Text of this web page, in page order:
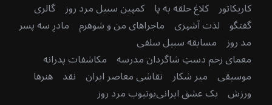
کاریکاتور کلاغ حلقه به پا کمپین سبیل مرد روز گالری
گفتگو لذت آشپزی ماجراهای من و شوهرم مادرِ سه پسر
مد روز مسابقه سبیل سلفی
معمای زخم دستِ شاگردان مدرسه مکاشفات پدرانه
موسیقی میر شکار نقاشی معاصر ایران نقد هنرها
ورزش یک عشق ایرانییوتیوب مرد روز